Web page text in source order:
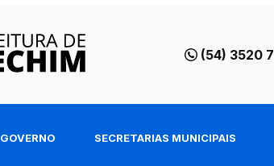
(54) 3520
GOVERNO SECRETARIAS MUNICIPAIS